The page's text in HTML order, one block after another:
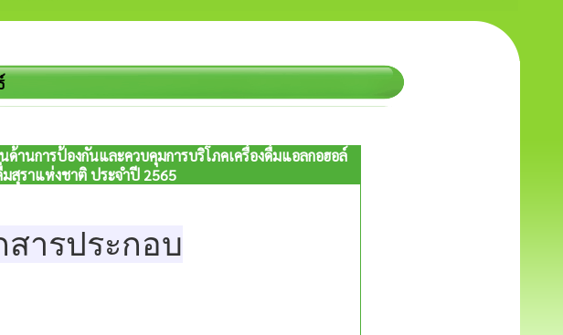
านการป้องกันและควบคุมการบริโภคเครื่องดื่มแอลกอฮอล์
มสุราแห่งชาติ ประจำปี 2565
สารประกอบ